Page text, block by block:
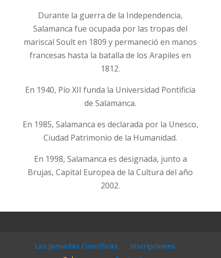
Durante la guerra de la Independencia,
Salamanca fue ocupada por las tropas del
mariscal Soult en 1809 y permaneció en manos
francesas hasta la batalla de los Arapiles en
1812.
En 1940, Pío XII funda la Universidad Pontificia
de Salamanca.
En 1985, Salamanca es declarada por la Unesco,
Ciudad Patrimonio de la Humanidad.
En 1998, Salamanca es designada, junto a
Brujas, Capital Europea de la Cultura del año
2002.
Las Jornadas Científicas
Inscripciones